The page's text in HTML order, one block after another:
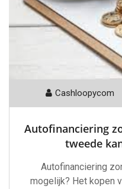
Cashloopycom
Autofinanciering
tweede
Autofinanciering
mogelijk? Het kopen